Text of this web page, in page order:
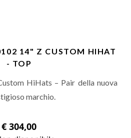
14" Z CUSTOM HIHAT
- TOP
HiHats – Pair della nuova
marchio.
€ 304,00